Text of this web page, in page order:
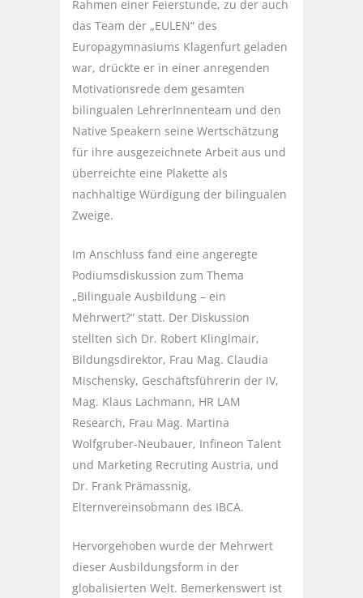
Rahmen einer Feierstunde, zu der auch
das Team der „EULEN“ des
Europagymnasiums Klagenfurt geladen
war, drückte er in einer anregenden
Motivationsrede dem gesamten
bilingualen LehrerInnenteam und den
Native Speakern seine Wertschätzung
für ihre ausgezeichnete Arbeit aus und
überreichte eine Plakette als
nachhaltige Würdigung der bilingualen
Zweige.
Im Anschluss fand eine angeregte
Podiumsdiskussion zum Thema
„Bilinguale Ausbildung – ein
Mehrwert?“ statt. Der Diskussion
stellten sich Dr. Robert Klinglmair,
Bildungsdirektor, Frau Mag. Claudia
Mischensky, Geschäftsführerin der IV,
Mag. Klaus Lachmann, HR LAM
Research, Frau Mag. Martina
Wolfgruber-Neubauer, Infineon Talent
und Marketing Recruting Austria, und
Dr. Frank Prämassnig,
Elternvereinsobmann des IBCA.
Hervorgehoben wurde der Mehrwert
dieser Ausbildungsform in der
globalisierten Welt. Bemerkenswert ist